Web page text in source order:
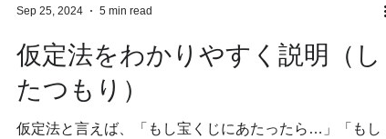
仮定法をわかりやすく説明（し
たつもり）
仮定法と言えば、「もし宝くじにあたったら…」「もし
Sep 25, 2024 5 min read